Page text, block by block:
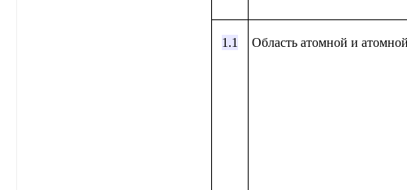
1.1 Область атомной и